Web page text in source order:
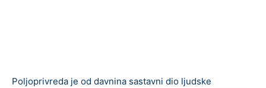
Poljoprivreda je od davnina sastavni dio ljudske